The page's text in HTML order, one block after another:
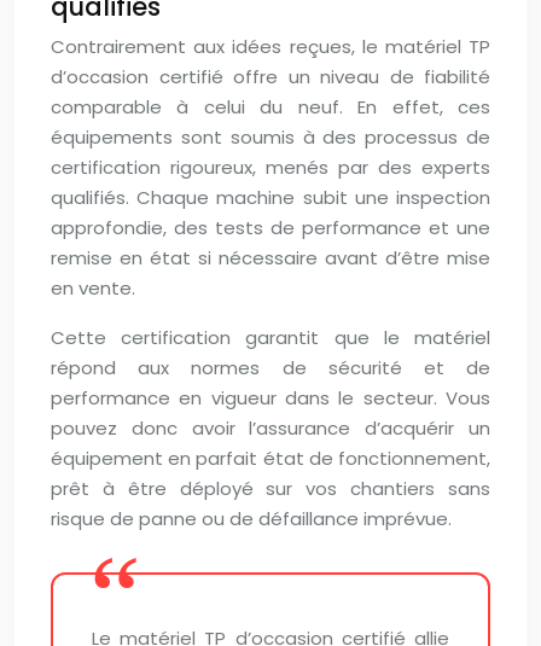
Contrairement aux idées reçues, le matériel TP
d’occasion certifié offre un niveau de fiabilité
comparable à celui du neuf. En effet, ces
équipements sont soumis à des processus de
certification rigoureux, menés par des experts
qualifiés. Chaque machine subit une inspection
approfondie, des tests de performance et une
remise en état si nécessaire avant d’être mise
en vente.
Cette certification garantit que le matériel
répond aux normes de sécurité et de
performance en vigueur dans le secteur. Vous
pouvez donc avoir l’assurance d’acquérir un
équipement en parfait état de fonctionnement,
prêt à être déployé sur vos chantiers sans
risque de panne ou de défaillance imprévue.
Le matériel TP d’occasion certifié allie